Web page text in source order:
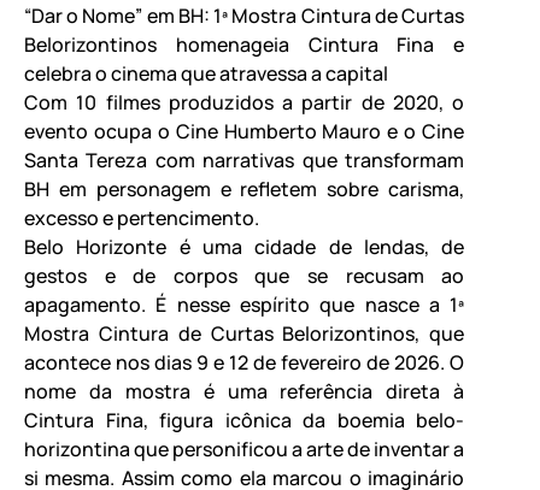
“Dar o Nome” em BH: 1ª Mostra Cintura de Curtas
Belorizontinos homenageia Cintura Fina e
celebra o cinema que atravessa a capital
Com 10 filmes produzidos a partir de 2020, o
evento ocupa o Cine Humberto Mauro e o Cine
Santa Tereza com narrativas que transformam
BH em personagem e refletem sobre carisma,
excesso e pertencimento.
Belo Horizonte é uma cidade de lendas, de
gestos e de corpos que se recusam ao
apagamento. É nesse espírito que nasce a 1ª
Mostra Cintura de Curtas Belorizontinos, que
acontece nos dias 9 e 12 de fevereiro de 2026. O
nome da mostra é uma referência direta à
Cintura Fina, figura icônica da boemia belo-
horizontina que personificou a arte de inventar a
si mesma. Assim como ela marcou o imaginário